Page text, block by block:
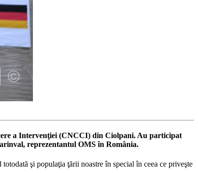
a Intervenţiei (CNCCI) din Ciolpani. Au participat
reprezentantul OMS în România.
şi populaţia ţării noastre în special în ceea ce priveşte